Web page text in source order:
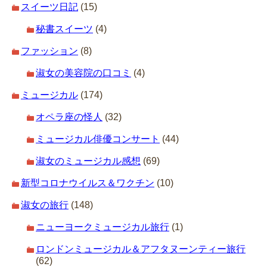
スイーツ日記 (15)
秘書スイーツ (4)
ファッション (8)
淑女の美容院の口コミ (4)
ミュージカル (174)
オペラ座の怪人 (32)
ミュージカル俳優コンサート (44)
淑女のミュージカル感想 (69)
新型コロナウイルス＆ワクチン (10)
淑女の旅行 (148)
ニューヨークミュージカル旅行 (1)
ロンドンミュージカル＆アフタヌーンティー旅行
(62)